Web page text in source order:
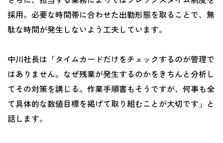
採用。必要な時間帯に合わせた出勤形態を取ることで、無
駄な時間が発生しないよう工夫しています。
中川社長は「タイムカードだけをチェックするのが管理で
はありません。なぜ残業が発生するのかをきちんと分析し
てその対策を講じる。作業手順書もそうですが、何事も全
て具体的な数値目標を掲げて取り組むことが大切です」と
話します。